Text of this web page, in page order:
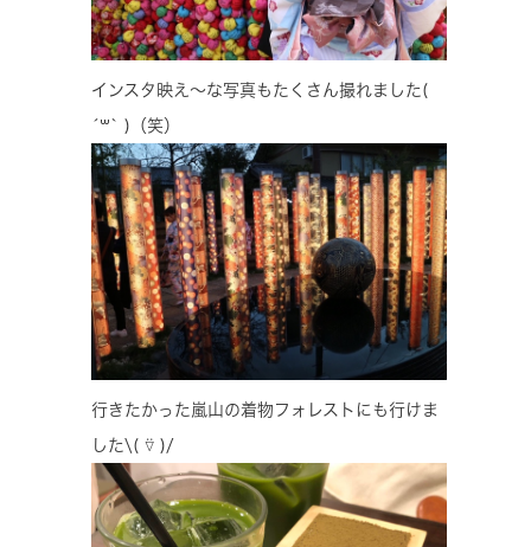
インスタ映え～な写真もたくさん撮れました(
´꒳​` )（笑）
行きたかった嵐山の着物フォレストにも行けま
した\( ⍢ )/